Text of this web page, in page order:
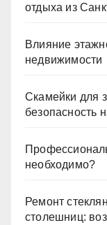
отдыха из
Влияние
недвижимости
Скамейки для
безопасность
необходимо?
Ремонт
столешниц: